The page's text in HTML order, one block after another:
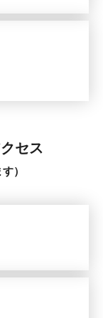
セス
）